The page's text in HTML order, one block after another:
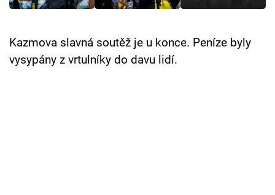
Kazmova slavná soutěž je u konce. Peníze byly
vysypány z vrtulníky do davu lidí.